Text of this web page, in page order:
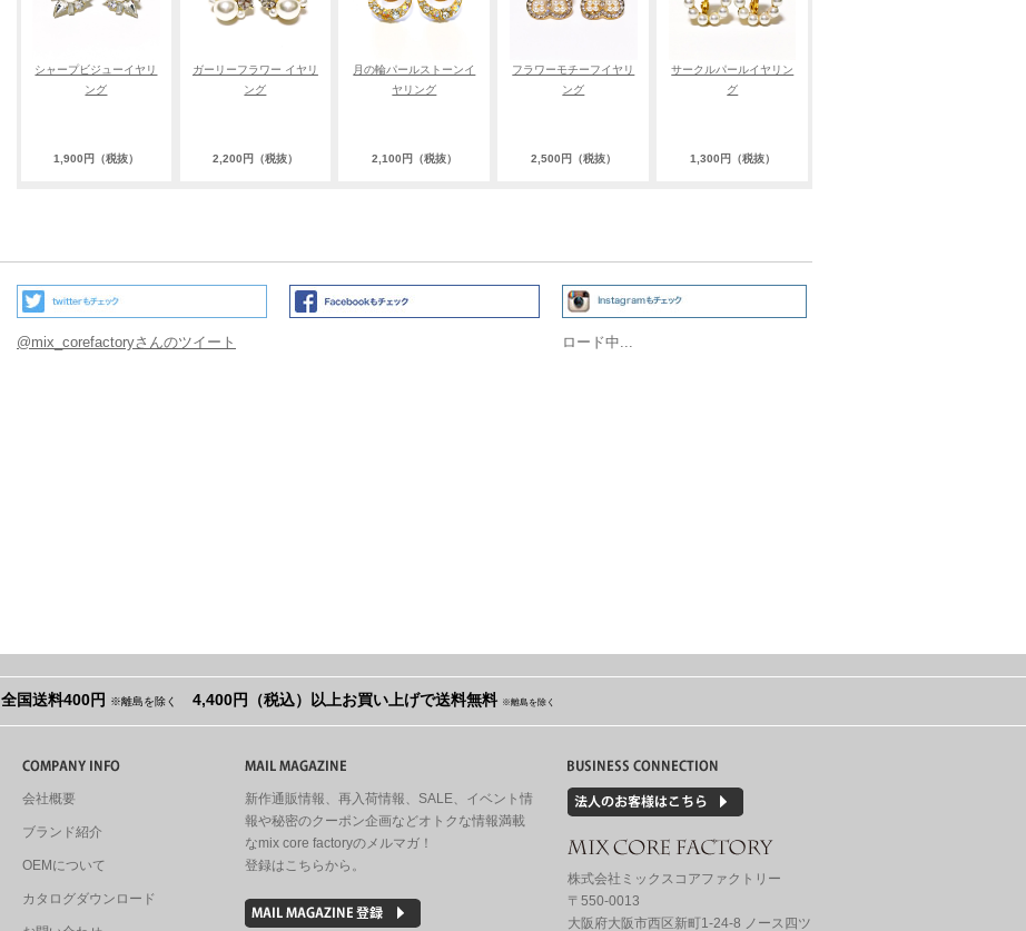
シャープビジューイヤリ
ング
1,900円（税抜）
ガーリーフラワー イヤリ
ング
2,200円（税抜）
月の輪パールストーンイ
ヤリング
2,100円（税抜）
フラワーモチーフイヤリ
ング
2,500円（税抜）
サークルパールイヤリン
グ
1,300円（税抜）
@mix_corefactoryさんのツイート ロード中...
全国送料400円 ※離島を除く 4,400円（税込）以上お買い上げで送料無料 ※離島を除く
会社概要
ブランド紹介
OEMについて
カタログダウンロード
新作通販情報、再入荷情報、SALE、イベント情
報や秘密のクーポン企画などオトクな情報満載
なmix core factoryのメルマガ！
登録はこちらから。
株式会社ミックスコアファクトリー
〒550-0013
大阪府大阪市西区新町1-24-8 ノース四ツ